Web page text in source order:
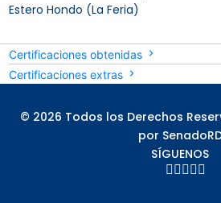
Estero Hondo (La Feria)
Certificaciones obtenidas
Certificaciones extras
© 2026 Todos los Derechos
por
SÍGUENOS
    